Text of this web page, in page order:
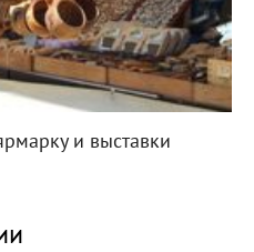
и выставки